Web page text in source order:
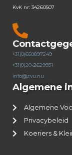
KvK nr: 34260507
+31(0)650897249
+31(0)20-2629931
info@zvu.nu
Algemene
Algemene
Privacybeleid
Koeriers &